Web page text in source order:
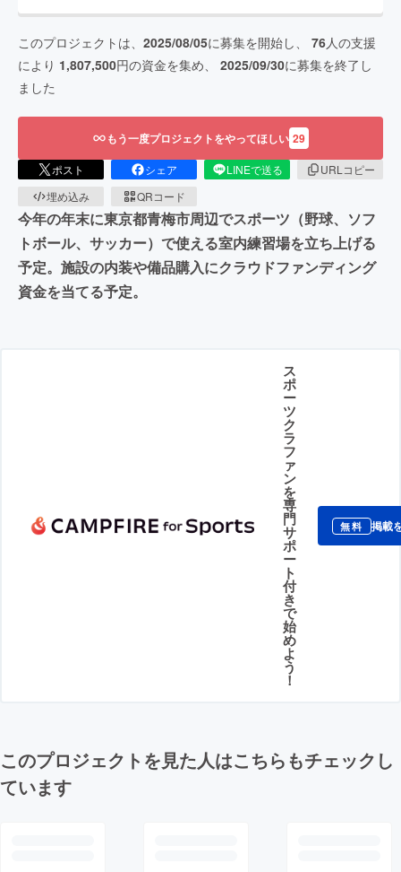
このプロジェクトは、 2025/08/05に募集を開始し、 76人の支援
により 1,807,500円の資金を集め、 2025/09/30に募集を終了し
ました
もう一度プロジェクトをやってほしい 29
ポスト シェア LINEで送る
URLコピー
埋め込み
QRコード
今年の年末に東京都青梅市周辺でスポーツ（野球、ソフ
トボール、サッカー）で使える室内練習場を立ち上げる
予定。施設の内装や備品購入にクラウドファンディング
資金を当てる予定。
ス
ポ
ー
ツ
ク
ラ
フ
ァ
ン
を
専
門
サ
ポ
ー
ト
付
き
で
始
め
よ
う
！
無料 掲載
このプロジェクトを見た人はこちらもチェックし
ています